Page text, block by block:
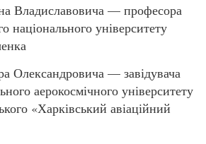
Владиславовича — професора
національного університету
— завідувача
аерокосмічного університету
«Харківський авіаційний